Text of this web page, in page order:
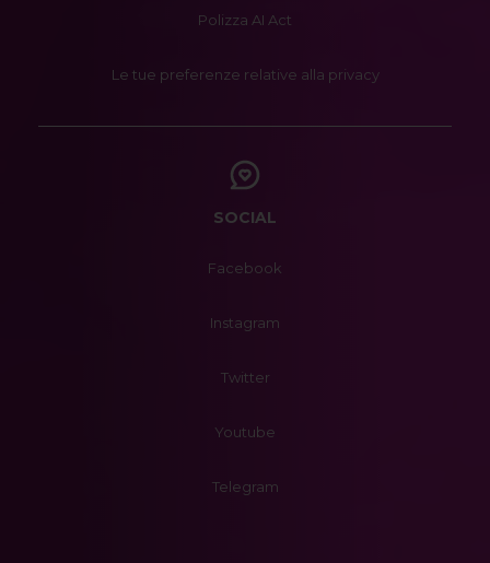
Polizza AI Act
Le tue preferenze relative alla privacy
SOCIAL
Facebook
Instagram
Twitter
Youtube
Telegram